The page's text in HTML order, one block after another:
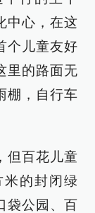
中心，在这
个儿童友好
里的路面无
棚，自行车
但百花儿童
米的封闭绿
袋公园、百